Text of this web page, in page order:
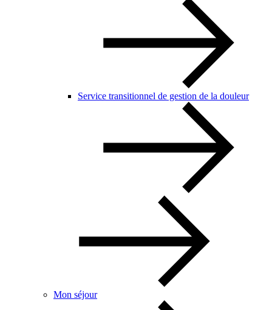
Service transitionnel de gestion de la douleur
Mon séjour